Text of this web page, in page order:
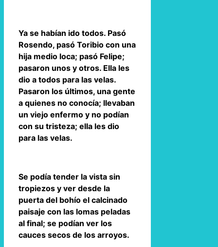
Ya se habían ido todos. Pasó
Rosendo, pasó Toribio con una
hija medio loca; pasó Felipe;
pasaron unos y otros. Ella les
dio a todos para las velas.
Pasaron los últimos, una gente
a quienes no conocía; llevaban
un viejo enfermo y no podían
con su tristeza; ella les dio
para las velas.
Se podía tender la vista sin
tropiezos y ver desde la
puerta del bohío el calcinado
paisaje con las lomas peladas
al final; se podían ver los
cauces secos de los arroyos.